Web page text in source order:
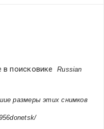
в поисковике Russian
размеры этих снимков